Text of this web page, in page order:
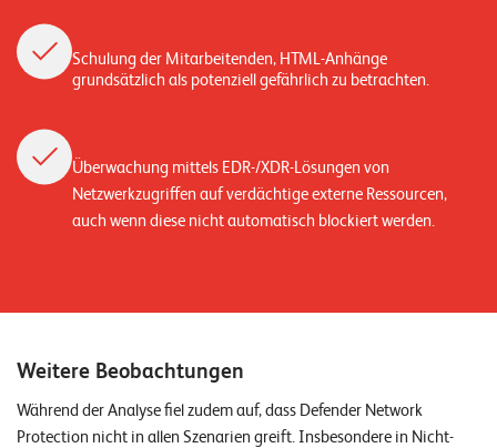
Schulung der Mitarbeitenden, HTML-Anhänge
grundsätzlich als potenziell gefährlich zu betrachten.
Überwachung mittels EDR-/XDR-Lösungen von
Netzwerkzugriffen auf verdächtige externe Ressourcen,
auch wenn diese nicht automatisch blockiert werden.
Weitere Beobachtungen
Während der Analyse fiel zudem auf, dass Defender Network
Protection nicht in allen Szenarien greift. Insbesondere in Nicht-